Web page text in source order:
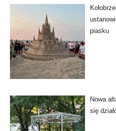
piasku
Nowa
się